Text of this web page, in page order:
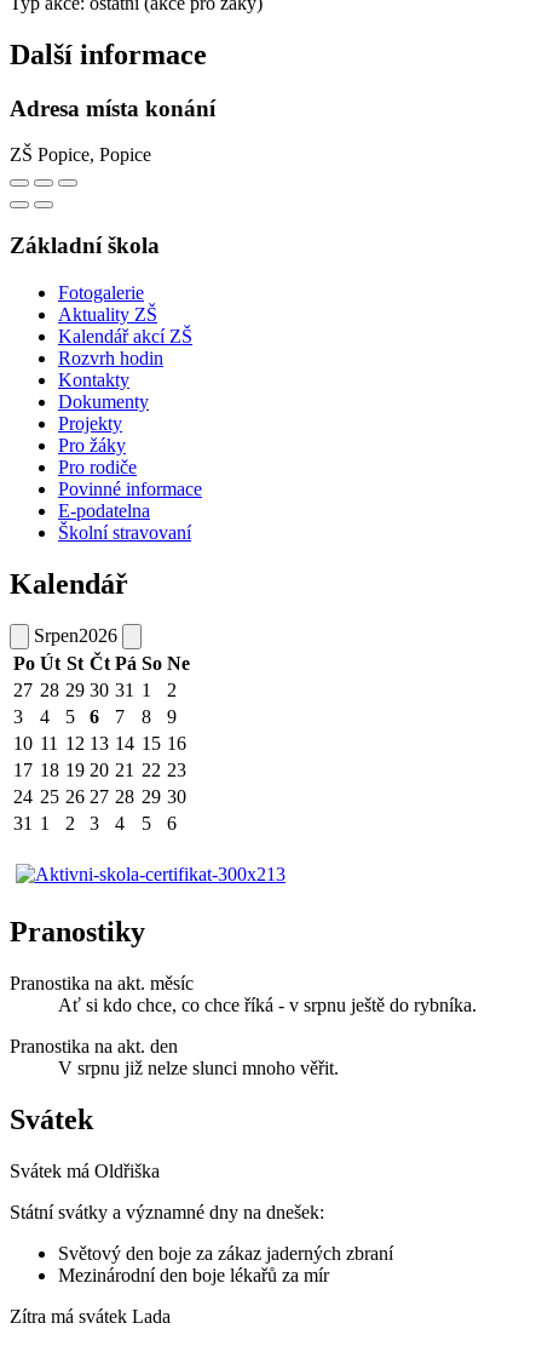
Další informace
Adresa místa konání
ZŠ Popice, Popice
Základní škola
Fotogalerie
Aktuality ZŠ
Kalendář akcí ZŠ
Rozvrh hodin
Kontakty
Dokumenty
Projekty
Pro žáky
Pro rodiče
Povinné informace
E-podatelna
Školní stravovaní
Kalendář
Srpen2026
Po Út St Čt Pá So Ne
27 28 29 30 31 1
2
3
4 5 6 7 8
9
10 11 12 13 14 15 16
17 18 19 20 21 22 23
24 25 26 27 28 29 30
31 1 2 3 4 5 6
Pranostiky
Pranostika na akt. měsíc
Ať si kdo chce, co chce říká - v srpnu ještě do rybníka.
Pranostika na akt. den
V srpnu již nelze slunci mnoho věřit.
Svátek
Svátek má Oldřiška
Státní svátky a významné dny na dnešek:
Světový den boje za zákaz jaderných zbraní
Mezinárodní den boje lékařů za mír
Zítra má svátek Lada